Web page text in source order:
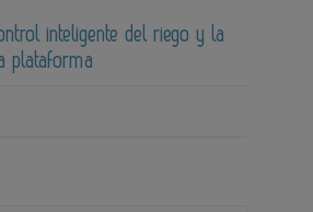
inteligente del riego y la
plataforma